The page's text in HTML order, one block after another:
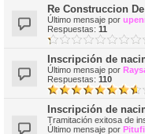
Re Construccion
Último mensaje por
Respuestas: 11
Inscripción de
Último mensaje por
Respuestas: 110
Inscripción de
Tramitación exitosa de
Último mensaje por